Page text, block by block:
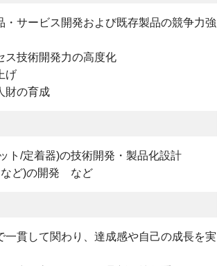
・サービス開発および既存製品の競争力強
ス技術開発力の高度化
げ
財の育成
ト/定着器)の技術開発・製品化設計
など)の開発 など
貫して関わり、達成感や⾃⼰の成⻑を実